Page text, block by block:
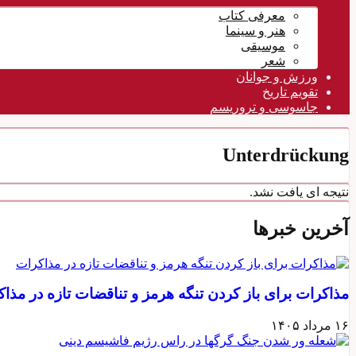
معرفی کتاب
هنر و سینما
موسیقی
شعر
ورزش و جوانان
تقویم تاريخ
جاسوسی و تروریسم
Unterdrückung
نتیجه ای یافت نشد.
آخرین خبرها
مذاکرات برای باز کردن تنگه هرمز و تناقضات تازه در
۱۶ مرداد ۱۴۰۵